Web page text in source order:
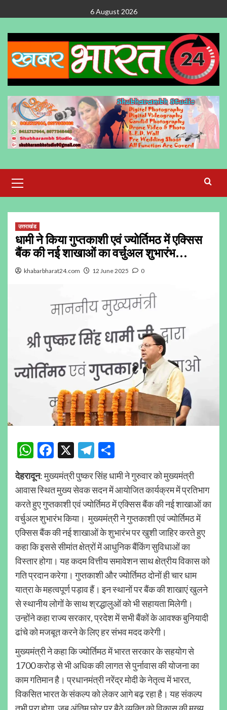
to
content
6 August 2026
Menu
उत्तराखंड
धामी ने किया गुप्तकाशी एवं ज्योर्तिमठ में एक्सिस
बैंक की नई शाखाओं का वर्चुअल शुभारंभ…
khabarbharat24.com 12 June 2025 0
WhatsApp
Facebook
X Telegram
देहरादून: मुख्यमंत्री पुष्कर सिंह धामी ने गुरुवार को मुख्यमंत्री
आवास स्थित मुख्य सेवक सदन में आयोजित कार्यक्रम में प्रतिभाग
करते हुए गुप्तकाशी एवं ज्योर्तिमठ में एक्सिस बैंक की नई शाखाओं का
वर्चुअल शुभारंभ किया। मुख्यमंत्री ने गुप्तकाशी एवं ज्योर्तिमठ में
एक्सिस बैंक की नई शाखाओं के शुभारंभ पर खुशी जाहिर करते हुए
कहा कि इससे सीमांत क्षेत्रों में आधुनिक बैंकिंग सुविधाओं का
विस्तार होगा। यह कदम वित्तीय समावेशन साथ क्षेत्रीय विकास को
गति प्रदान करेगा। गुप्तकाशी और ज्योर्तिमठ दोनों ही चार धाम
यात्रा के महत्वपूर्ण पड़ाव हैं। इन स्थानों पर बैंक की शाखाएं खुलने
से स्थानीय लोगों के साथ श्रद्धालुओं को भी सहायता मिलेगी।
उन्होंने कहा राज्य सरकार, प्रदेश में सभी बैंकों के आवश्क बुनियादी
ढांचे को मजबूत करने के लिए हर संभव मदद करेगी।
मुख्यमंत्री ने कहा कि ज्योर्तिमठ में भारत सरकार के सहयोग से
1700 करोड़ से भी अधिक की लागत से पुर्नावास की योजना का
काम गतिमान है। प्रधानमंत्री नरेंद्र मोदी के नेतृत्व में भारत,
विकसित भारत के संकल्प को लेकर आगे बढ़ रहा है। यह संकल्प
तभी पूरा होगा, जब अंतिम छोर पर बैठे व्यक्ति को विकास की मुख्य